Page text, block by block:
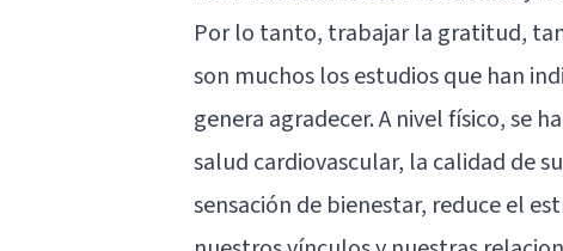
Por lo tanto, trabajar la gratitud,
son muchos los estudios que han
genera agradecer. A nivel físico, se
salud cardiovascular, la calidad de
sensación de bienestar, reduce el